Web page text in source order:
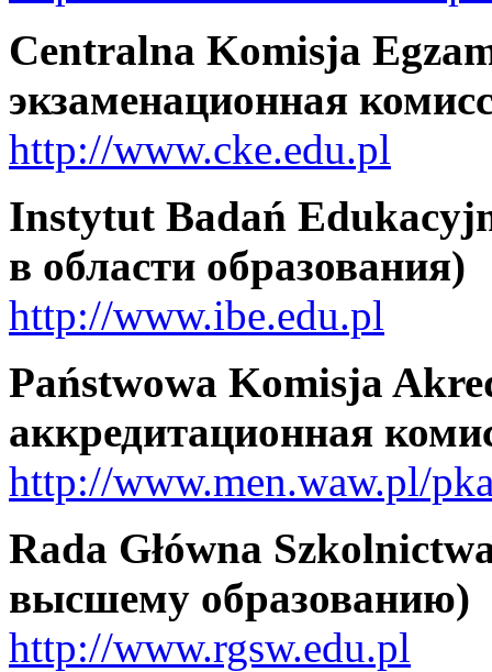
Centralna Komisja
экзаменационная
http://www.cke.edu.pl
Instytut Badań
в области образования)
http://www.ibe.edu.pl
Państwowa Komisja
аккредитационная
http://www.men.waw.pl/
Rada Główna
высшему образованию)
http://www.rgsw.edu.pl